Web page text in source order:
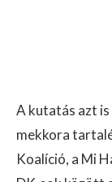
A kutatás azt
mekkora
Koalíció, a Mi